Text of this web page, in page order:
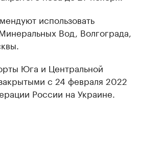
использовать
Вод, Волгограда,
Юга и Центральной
с 24 февраля 2022
России на Украине.